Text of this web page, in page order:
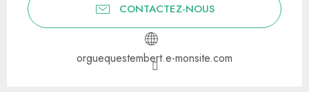
CONTACTEZ-NOUS
orguequestembert.e-monsite.com